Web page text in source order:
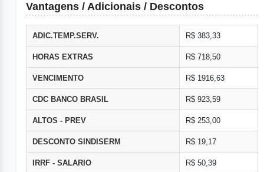
Vantagens / Adicionais / Descontos
ADIC.TEMP.SERV. R$ 383,33
HORAS EXTRAS R$ 718,50
VENCIMENTO R$ 1916,63
CDC BANCO BRASIL R$ 923,59
ALTOS - PREV R$ 253,00
DESCONTO SINDISERM R$ 19,17
IRRF - SALARIO R$ 50,39